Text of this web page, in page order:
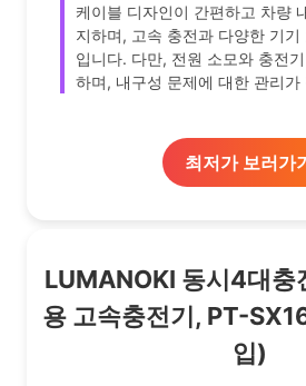
케이블 디자인이 간편하고 차량
지하며, 고속 충전과 다양한 기기
입니다. 다만, 전원 소모와 충전
하며, 내구성 문제에 대한 관리가
최저가 보러가
LUMANOKI 동시4대충
용 고속충전기, PT-
입)